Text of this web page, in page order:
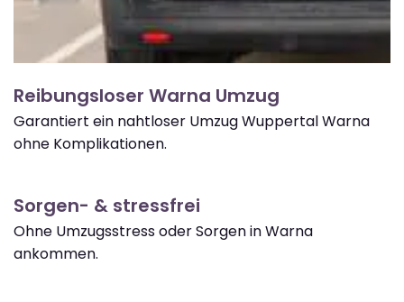
Reibungsloser Warna Umzug
Garantiert ein nahtloser Umzug Wuppertal Warna
ohne Komplikationen.
Sorgen- & stressfrei
Ohne Umzugsstress oder Sorgen in Warna
ankommen.